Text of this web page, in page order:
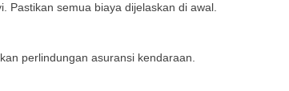
Pastikan semua biaya dijelaskan di awal.
perlindungan asuransi kendaraan.